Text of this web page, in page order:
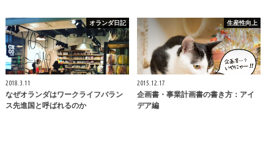
オランダ日記
2018.3.11
なぜオランダはワークライフバラン
ス先進国と呼ばれるのか
生産性向上
2015.12.17
企画書・事業計画書の書き方：アイ
デア編